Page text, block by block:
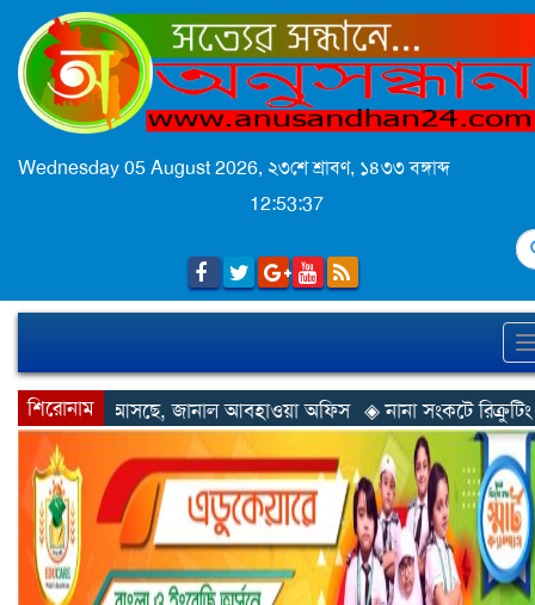
Wednesday 05 August 2026, ২৩শে শ্রাবণ, ১৪৩৩ বঙ্গাব্দ
12:53:40
শিরোনাম
আবহাওয়া অফিস ◈ নানা সংকটে রিক্রুটিং এজেন্সি, হুমকির মুখে শ্রম